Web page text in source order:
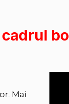
Mai